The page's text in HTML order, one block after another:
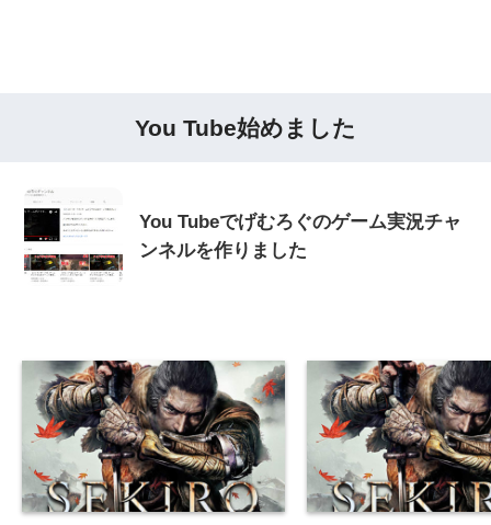
You Tube始めました
You Tubeでげむろぐのゲーム実況チャ
ンネルを作りました